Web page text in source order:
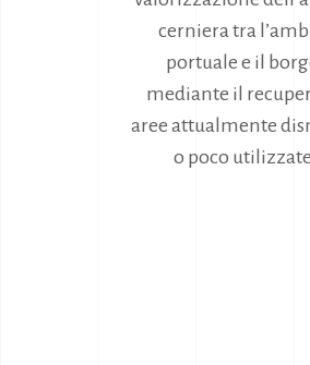
cerniera tra
portuale e il
mediante il
aree attualmente
o poco
al